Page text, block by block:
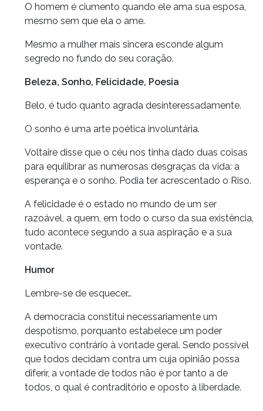
O homem é ciumento quando ele ama sua esposa,
mesmo sem que ela o ame.
Mesmo a mulher mais sincera esconde algum
segredo no fundo do seu coração.
Beleza, Sonho, Felicidade, Poesia
Belo, é tudo quanto agrada desinteressadamente.
O sonho é uma arte poética involuntária.
Voltaire disse que o céu nos tinha dado duas coisas
para equilibrar as numerosas desgraças da vida: a
esperança e o sonho. Podia ter acrescentado o Riso.
A felicidade é o estado no mundo de um ser
razoável, a quem, em todo o curso da sua existência,
tudo acontece segundo a sua aspiração e a sua
vontade.
Humor
Lembre-se de esquecer…
A democracia constitui necessariamente um
despotismo, porquanto estabelece um poder
executivo contrário à vontade geral. Sendo possível
que todos decidam contra um cuja opinião possa
diferir, a vontade de todos não é por tanto a de
todos, o qual é contraditório e oposto à liberdade.